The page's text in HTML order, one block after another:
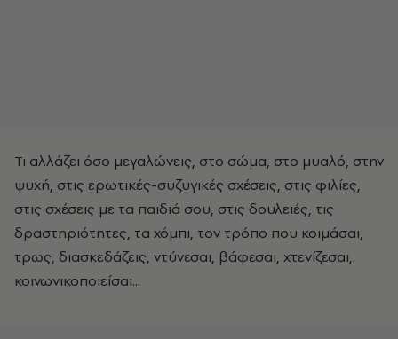
Τι αλλάζει όσο μεγαλώνεις, στο σώμα, στο μυαλό, στην
ψυχή, στις ερωτικές-συζυγικές σχέσεις, στις φιλίες,
στις σχέσεις με τα παιδιά σου, στις δουλειές, τις
δραστηριότητες, τα χόμπι, τον τρόπο που κοιμάσαι,
τρως, διασκεδάζεις, ντύνεσαι, βάφεσαι, χτενίζεσαι,
κοινωνικοποιείσαι...